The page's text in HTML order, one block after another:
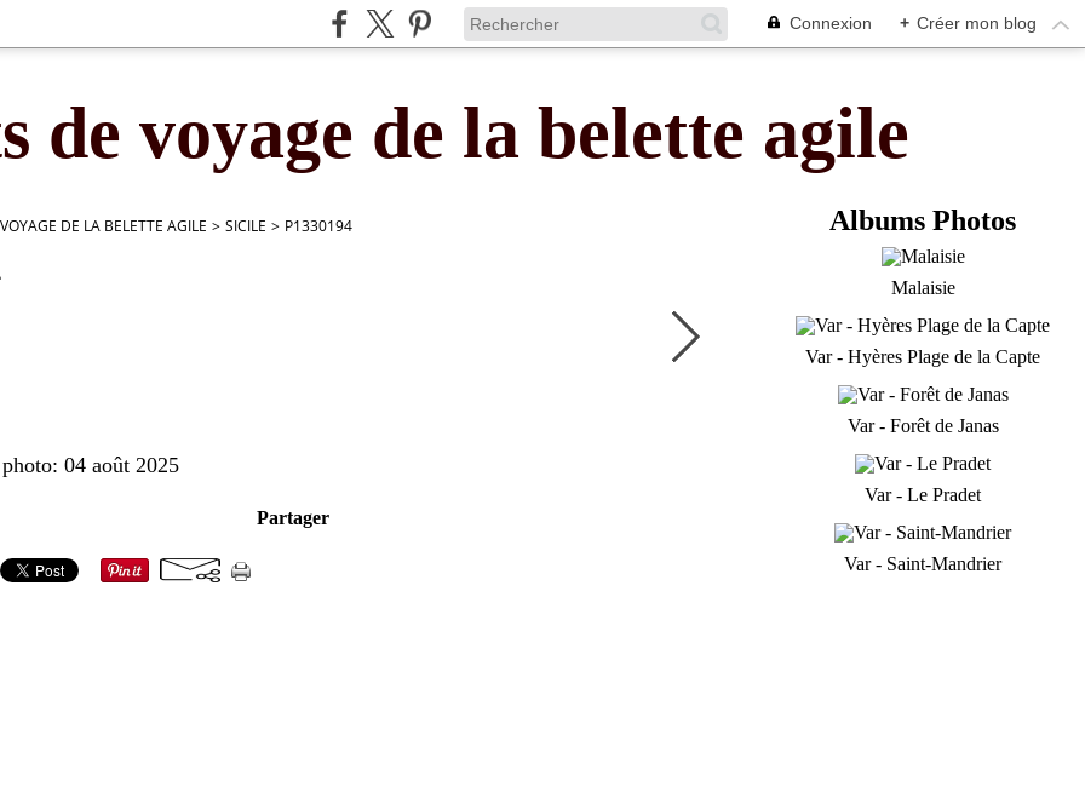
Connexion + Créer mon blog
de voyage de la belette agile
DE LA BELETTE AGILE > SICILE > P1330194
04 août 2025
Partager
Albums Photos
Malaisie
Var - Hyères Plage de la Capte
Var - Forêt de Janas
Var - Le Pradet
Var - Saint-Mandrier